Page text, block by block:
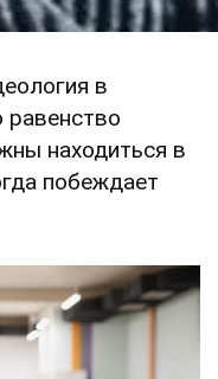
в
находиться в
побеждает